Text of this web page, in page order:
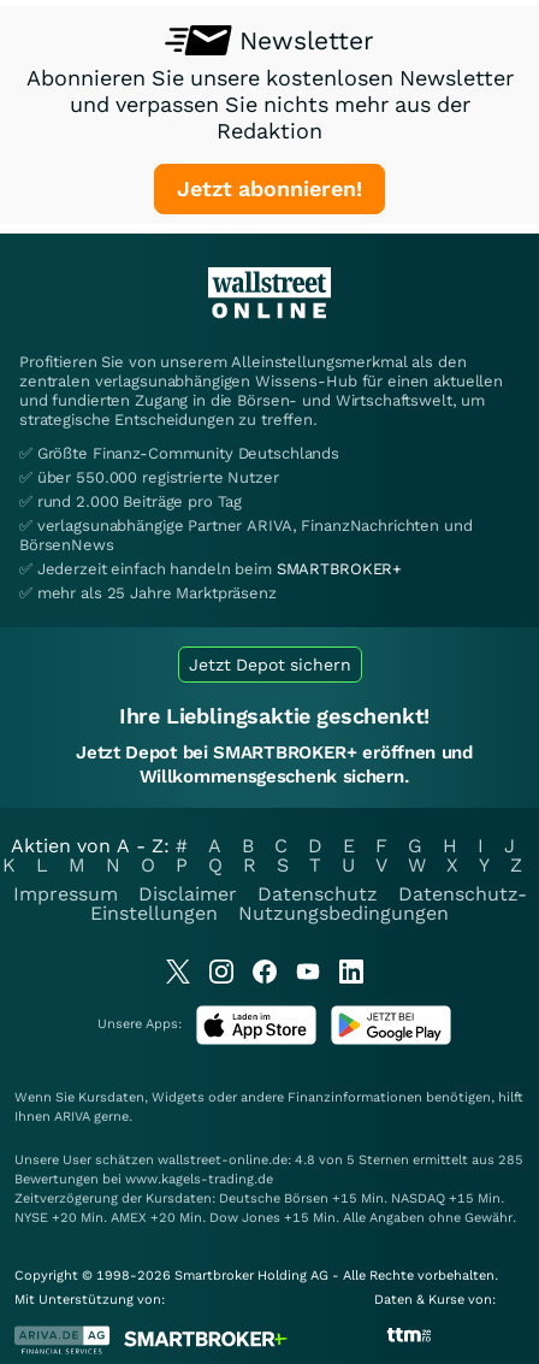
Newsletter
Abonnieren Sie unsere kostenlosen Newsletter
und verpassen Sie nichts mehr aus der
Redaktion
Jetzt abonnieren!
Profitieren Sie von unserem Alleinstellungsmerkmal als den
zentralen verlagsunabhängigen Wissens-Hub für einen aktuellen
und fundierten Zugang in die Börsen- und Wirtschaftswelt, um
strategische Entscheidungen zu treffen.
✅ Größte Finanz-Community Deutschlands
✅ über 550.000 registrierte Nutzer
✅ rund 2.000 Beiträge pro Tag
✅ verlagsunabhängige Partner ARIVA, FinanzNachrichten und
BörsenNews
✅ Jederzeit einfach handeln beim SMARTBROKER+
✅ mehr als 25 Jahre Marktpräsenz
Jetzt Depot sichern
Ihre Lieblingsaktie geschenkt!
Jetzt Depot bei SMARTBROKER+ eröffnen und
Willkommensgeschenk sichern.
Aktien von A - Z: # A B C D E F G H I
J
K
L M N O P Q R S T U V W X Y
Z
Impressum
Disclaimer Datenschutz
Datenschutz-
Einstellungen
Nutzungsbedingungen
Unsere Apps:
Wenn Sie Kursdaten, Widgets oder andere Finanzinformationen benötigen, hilft
Ihnen ARIVA gerne.
Unsere User schätzen wallstreet-online.de: 4.8 von 5 Sternen ermittelt aus 285
Bewertungen bei www.kagels-trading.de
Zeitverzögerung der Kursdaten: Deutsche Börsen +15 Min. NASDAQ +15 Min.
NYSE +20 Min. AMEX +20 Min. Dow Jones +15 Min. Alle Angaben ohne Gewähr.
Copyright © 1998-2026 Smartbroker Holding AG - Alle Rechte vorbehalten.
Mit Unterstützung von:
Daten & Kurse von: